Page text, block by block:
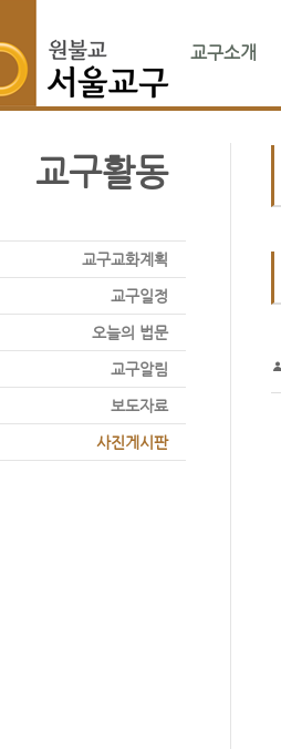
교구소개
교구활동
교구교화계획
교구일정
오늘의 법문
교구알림
보도자료
사진게시판